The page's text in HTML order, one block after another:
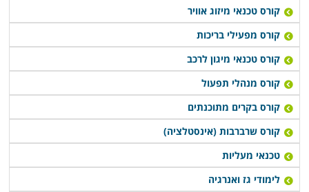
קורס טכנאי מיזוג אוויר
קורס מפעילי בריכות
קורס טכנאי מיגון לרכב
קורס מנהלי תפעול
קורס בקרים מתוכנתים
קורס שרברבות (אינסטלציה)
טכנאי מעליות
לימודי גז ואנרגיה